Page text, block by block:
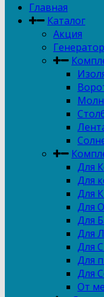
Главная
Каталог
Акция
Для
Для
Для
Для
Для
Для
Для
Для
Для
От